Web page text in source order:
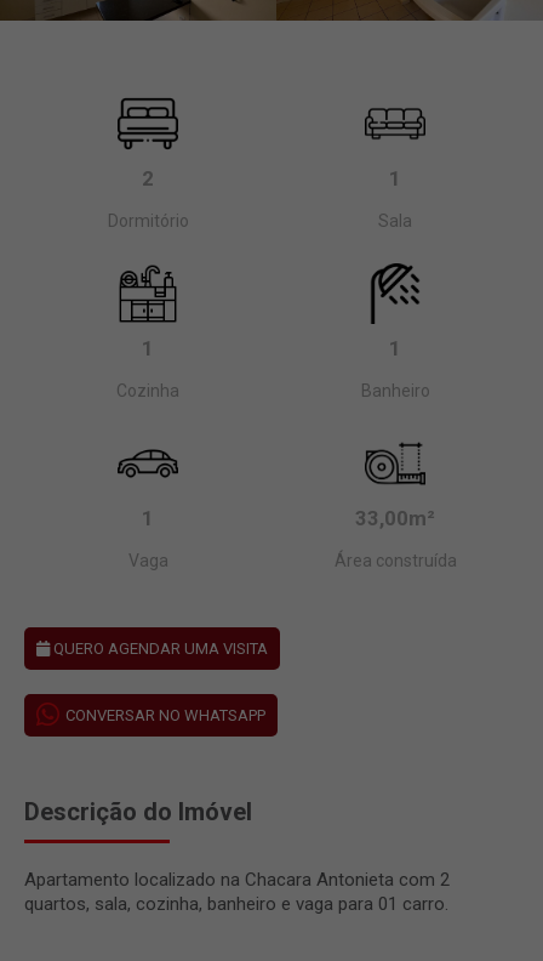
2
Dormitório
1
Sala
1
Cozinha
1
Banheiro
1
Vaga
33,00m²
Área construída
QUERO AGENDAR UMA VISITA
CONVERSAR NO WHATSAPP
Descrição do Imóvel
Apartamento localizado na Chacara Antonieta com 2
quartos, sala, cozinha, banheiro e vaga para 01 carro.